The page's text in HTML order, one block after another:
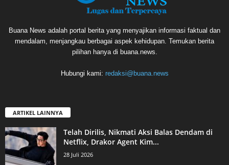
Buana News adalah portal berita yang menyajikan informasi faktual dan
mendalam, menjangkau berbagai aspek kehidupan. Temukan berita
pilihan hanya di buana.news.
Hubungi kami: redaksi@buana.news
ARTIKEL LAINNYA
Telah Dirilis, Nikmati Aksi Balas Dendam di
Netflix, Drakor Agent Kim...
28 Juli 2026